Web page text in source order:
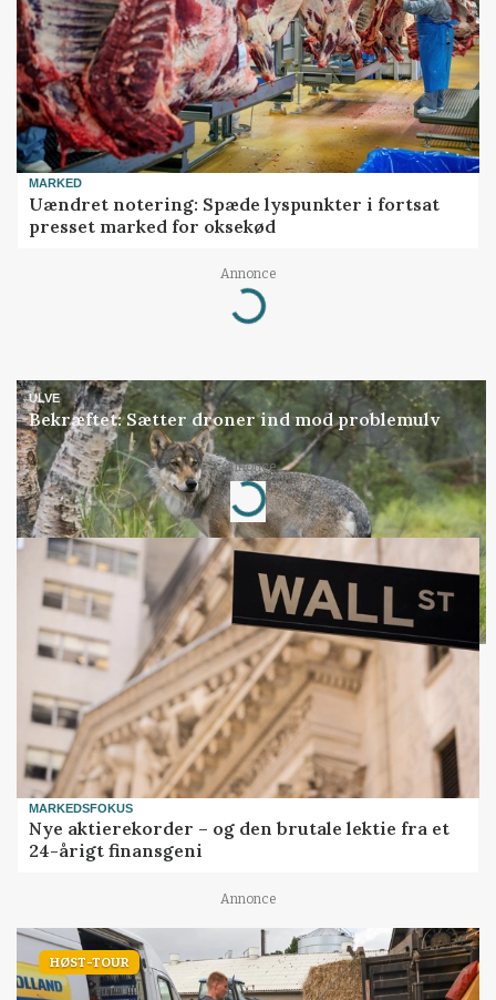
MARKED
Uændret notering: Spæde lyspunkter i fortsat
presset marked for oksekød
Annonce
Loading...
ULVE
Bekræftet: Sætter droner ind mod problemulv
Annonce
Loading...
MARKEDSFOKUS
Nye aktierekorder – og den brutale lektie fra et
24-årigt finansgeni
Annonce
HØST-TOUR